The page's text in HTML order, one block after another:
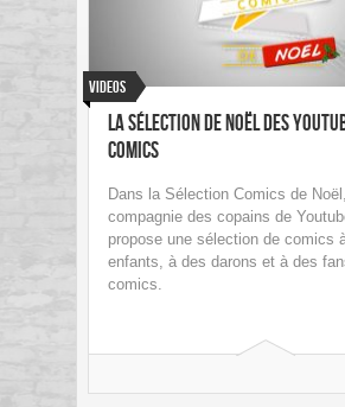
Videos
La Sélection de noël des
comics
Dans la Sélection Comics de
compagnie des copains de
propose une sélection de comics
enfants, à des darons et à des
comics.